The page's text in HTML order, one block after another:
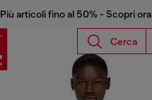
Più articoli fino al 50% - Scopri ora
Cerca